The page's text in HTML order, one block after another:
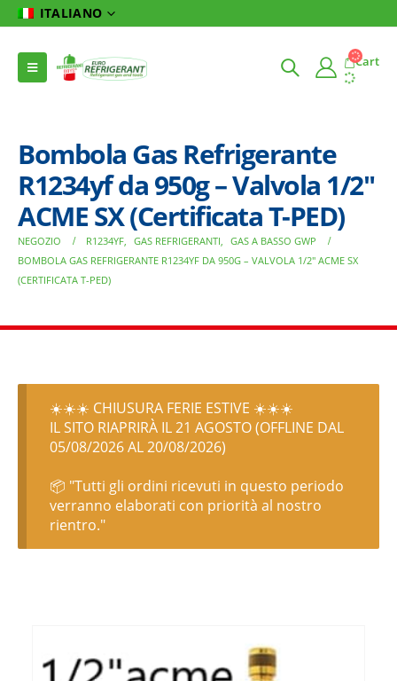
ITALIANO
Cart
Bombola Gas Refrigerante
R1234yf da 950g – Valvola 1/2″
ACME SX (Certificata T-PED)
NEGOZIO R1234YF, GAS REFRIGERANTI, GAS A BASSO GWP
BOMBOLA GAS REFRIGERANTE R1234YF DA 950G – VALVOLA 1/2″ ACME SX
(CERTIFICATA T-PED)
☀️☀️☀️ CHIUSURA FERIE ESTIVE ☀️☀️☀️
IL SITO RIAPRIRÀ IL 21 AGOSTO (OFFLINE DAL
05/08/2026 AL 20/08/2026)
📦 "Tutti gli ordini ricevuti in questo periodo
verranno elaborati con priorità al nostro
rientro."